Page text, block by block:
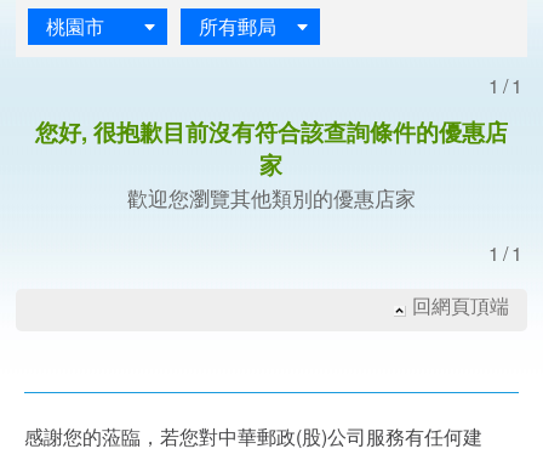
桃園市 所有郵局
1/1
您好, 很抱歉目前沒有符合該查詢條件的優惠店
家
歡迎您瀏覽其他類別的優惠店家
1/1
回網頁頂端
感謝您的蒞臨，若您對中華郵政(股)公司服務有任何建